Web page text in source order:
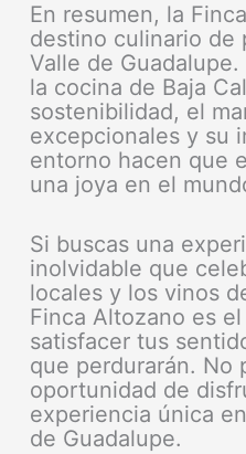
En resumen, la
destino culinario de
Valle de
la cocina de Baja
sostenibilidad, el
excepcionales y su
entorno hacen que
una joya en el
Si buscas una
inolvidable que
locales y los vinos
Finca Altozano es
satisfacer tus
que perdurarán. No
oportunidad de
experiencia única
de Guadalupe.